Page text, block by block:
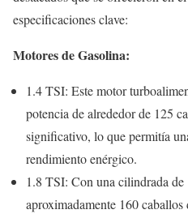
especificaciones clave:
Motores de Gasolina:
1.4 TSI: Este motor
potencia de alrededor de 125
significativo, lo que permitía
rendimiento enérgico.
1.8 TSI: Con una cilindrada
aproximadamente 160